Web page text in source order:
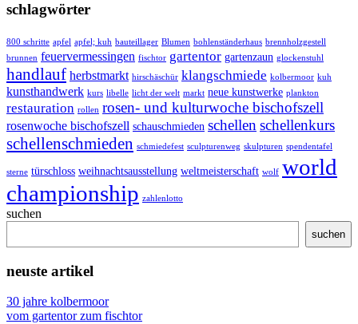
schlagwörter
800 schritte apfel apfel; kuh bauteillager Blumen bohlenständerhaus brennholzgestell
brunnen feuervermessingen fischtor gartentor gartenzaun glockenstuhl
handlauf herbstmarkt hirschäschür klangschmiede kolbermoor kuh
kunsthandwerk kurs libelle licht der welt markt neue kunstwerke plankton
restauration rollen rosen- und kulturwoche bischofszell
rosenwoche bischofszell schauschmieden schellen schellenkurs
schellenschmieden schmiedefest sculpturenweg skulpturen spendentafel
sterne türschloss weihnachtsausstellung weltmeisterschaft wolf world
championship zahlenlotto
suchen
suchen
neuste artikel
30 jahre kolbermoor
vom gartentor zum fischtor